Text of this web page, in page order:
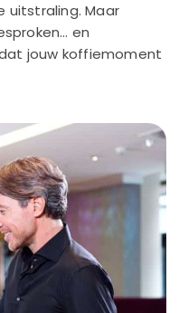
uitstraling. Maar
en
jouw koffiemoment